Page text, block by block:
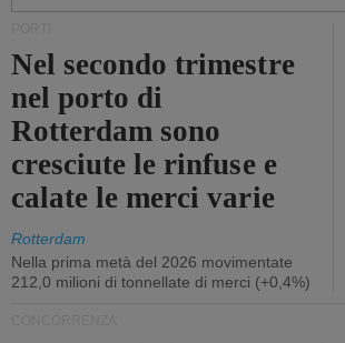
Nel secondo trimestre
nel porto di
Rotterdam sono
cresciute le rinfuse e
calate le merci varie
Rotterdam
Nella prima metà del 2026 movimentate
212,0 milioni di tonnellate di merci (+0,4%)